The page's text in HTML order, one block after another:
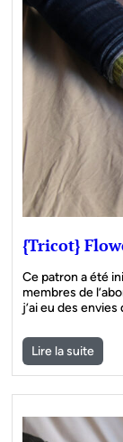
{Tricot}
Ce patron a été
membres de
j’ai eu des envies
Lire la suite